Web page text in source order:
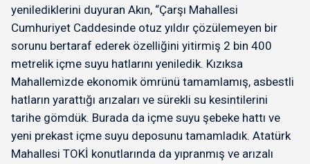
yenilediklerini duyuran Akın, “Çarşı Mahallesi
Cumhuriyet Caddesinde otuz yıldır çözülemeyen bir
sorunu bertaraf ederek özelliğini yitirmiş 2 bin 400
metrelik içme suyu hatlarını yeniledik. Kızıksa
Mahallemizde ekonomik ömrünü tamamlamış, asbestli
hatların yarattığı arızaları ve sürekli su kesintilerini
tarihe gömdük. Burada da içme suyu şebeke hattı ve
yeni prekast içme suyu deposunu tamamladık. Atatürk
Mahallesi TOKİ konutlarında da yıpranmış ve arızalı